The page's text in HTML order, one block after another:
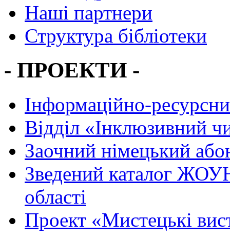
Наші партнери
Структура бібліотеки
- ПРОЕКТИ -
Інформаційно-
Вiддiл «Інклюзивний
Заочний німецький
Зведений каталог
області
Проект «Мистецькі